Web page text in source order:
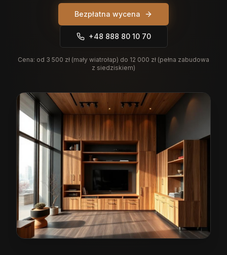
Bezpłatna wycena
+48 888 80 10 70
Cena: od 3 500 zł (mały wiatrołap) do 12 000 zł (pełna zabudowa
z siedziskiem)